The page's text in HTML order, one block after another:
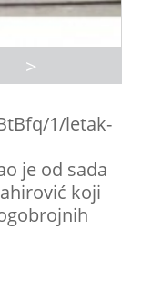
>
je od sada
koji